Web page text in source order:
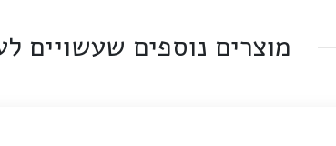
מוצרים נוספים שעשויים